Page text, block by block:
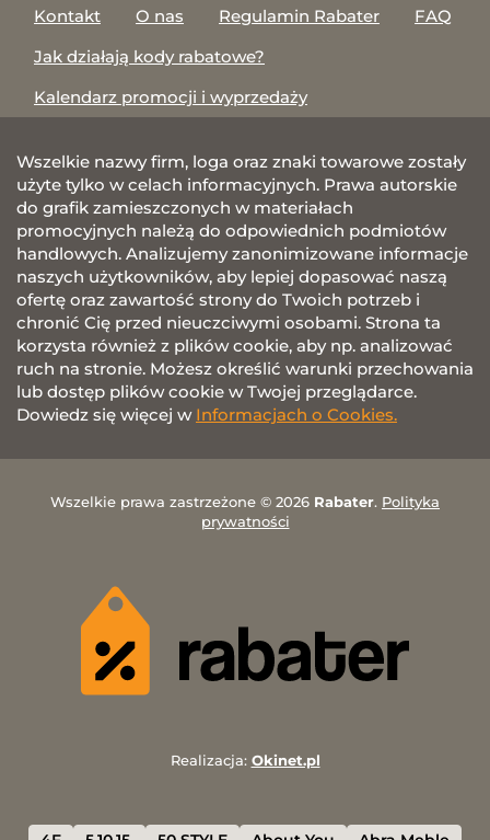
Kontakt
O nas Regulamin Rabater
FAQ
Jak działają kody rabatowe?
Kalendarz promocji i wyprzedaży
Wszelkie nazwy firm, loga oraz znaki towarowe zostały
użyte tylko w celach informacyjnych. Prawa autorskie
do grafik zamieszczonych w materiałach
promocyjnych należą do odpowiednich podmiotów
handlowych. Analizujemy zanonimizowane informacje
naszych użytkowników, aby lepiej dopasować naszą
ofertę oraz zawartość strony do Twoich potrzeb i
chronić Cię przed nieuczciwymi osobami. Strona ta
korzysta również z plików cookie, aby np. analizować
ruch na stronie. Możesz określić warunki przechowania
lub dostęp plików cookie w Twojej przeglądarce.
Dowiedz się więcej w Informacjach o Cookies.
Wszelkie prawa zastrzeżone © 2026 Rabater. Polityka
prywatności
Realizacja: Okinet.pl